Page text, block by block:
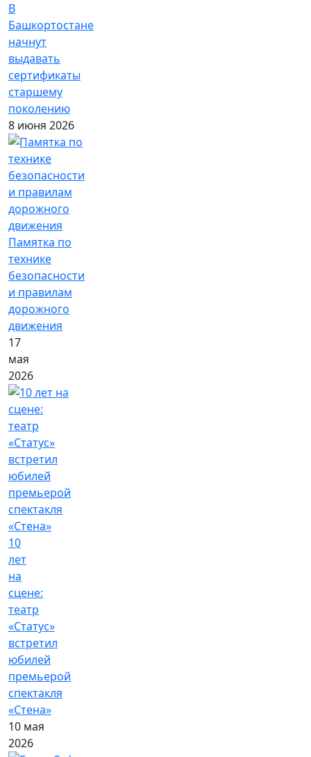
В
Башкортостане
начнут
выдавать
сертификаты
старшему
поколению
8 июня 2026
Памятка по
технике
безопасности
и правилам
дорожного
движения
17
мая
2026
10
лет
на
сцене:
театр
«Статус»
встретил
юбилей
премьерой
спектакля
«Стена»
10 мая
2026